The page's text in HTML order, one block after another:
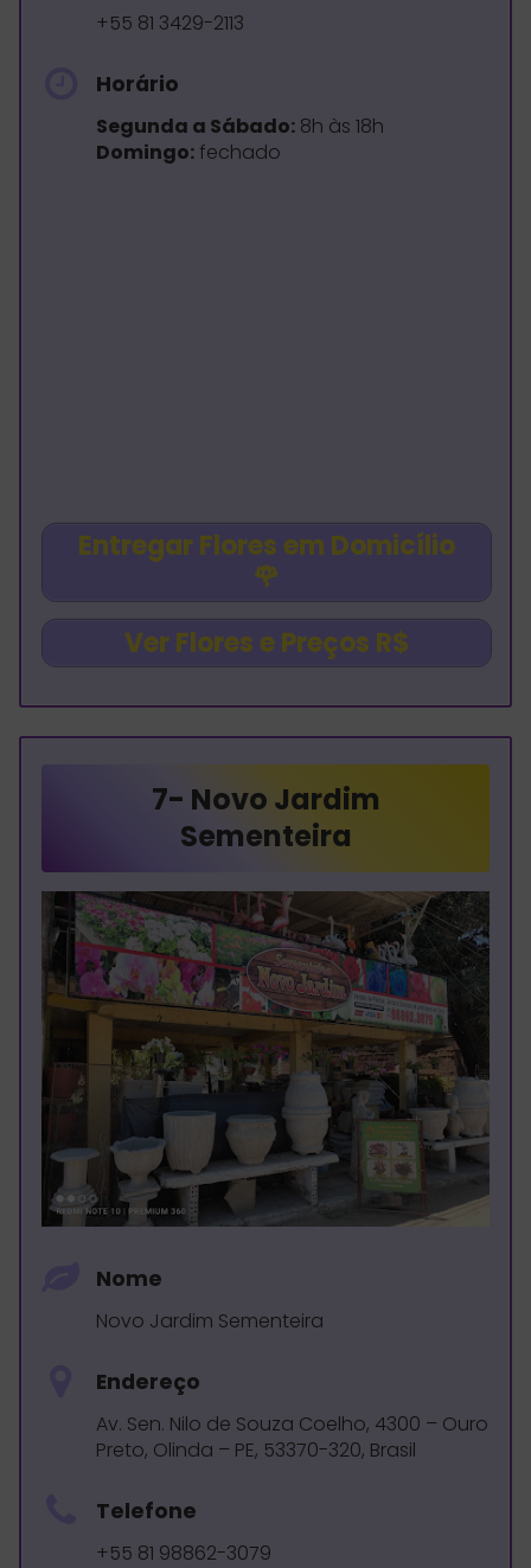
+55 81 3429-2113
Horário
Segunda a Sábado: 8h às 18h
Domingo: fechado
Entregar Flores em Domicílio
🌹
Ver Flores e Preços R$
7- Novo Jardim
Sementeira
Nome
Novo Jardim Sementeira
Endereço
Av. Sen. Nilo de Souza Coelho, 4300 – Ouro
Preto, Olinda – PE, 53370-320, Brasil
Telefone
+55 81 98862-3079